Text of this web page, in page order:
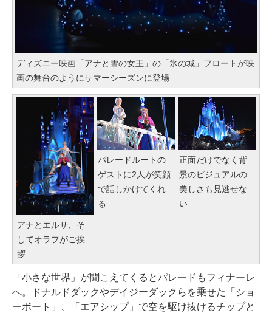
ディズニー映画「アナと雪の女王」の「氷の城」フロートが映
画の舞台のようにサマーシーズンに登場
アナとエルサ、そ
してオラフがご挨
拶
パレードルートの
ゲストに2人が笑顔
で話しかけてくれ
る
正面だけでなく背
景のビジュアルの
美しさも見逃せな
い
「小さな世界」が聞こえてくるとパレードもフィナーレ
へ。ドナルドダックやデイジーダックらを乗せた「ショ
ーボート」、「エアシップ」で空を駆け抜けるチップと